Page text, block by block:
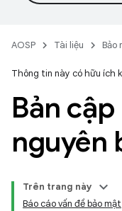
AOSP Tài liệu Bảo
Thông tin này có hữu ích
Bản
nguyên
Trên trang này
Báo cáo vấn đề bảo mật